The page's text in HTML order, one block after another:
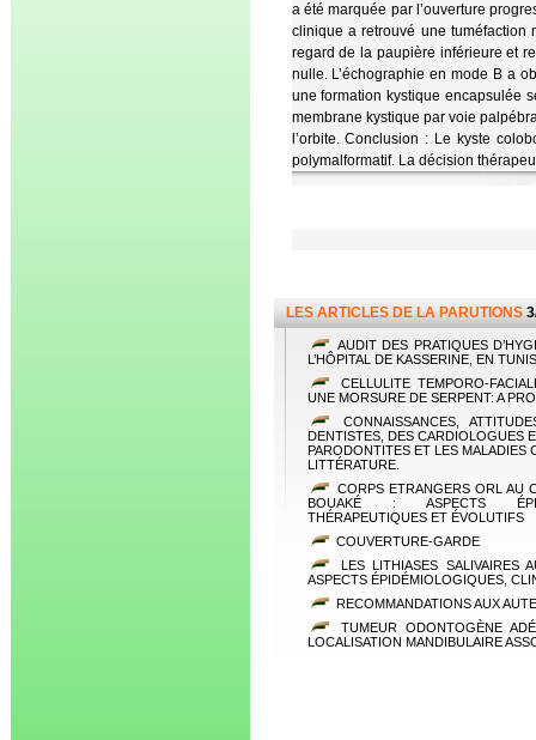
a été marquée par l’ouverture
clinique a retrouvé une tuméfaction
regard de la paupière inférieure et
nulle. L’échographie en mode B a
une formation kystique encapsulée
membrane kystique par voie
l’orbite. Conclusion : Le kyste
polymalformatif. La décision
LES ARTICLES DE LA PARUTIONS
AUDIT DES PRATIQUES
L’HÔPITAL DE KASSERINE, EN
CELLULITE TEMPORO-
UNE MORSURE DE SERPENT: A
CONNAISSANCES,
DENTISTES, DES CARDIOLOGUES
PARODONTITES ET LES MALADIES
LITTÉRATURE.
CORPS ETRANGERS ORL AU
BOUAKÉ : ASPECTS
THÉRAPEUTIQUES ET ÉVOLUTIFS
COUVERTURE-GARDE
LES LITHIASES
ASPECTS ÉPIDÉMIOLOGIQUES,
RECOMMANDATIONS AUX
TUMEUR ODONTOGÈNE
LOCALISATION MANDIBULAIRE